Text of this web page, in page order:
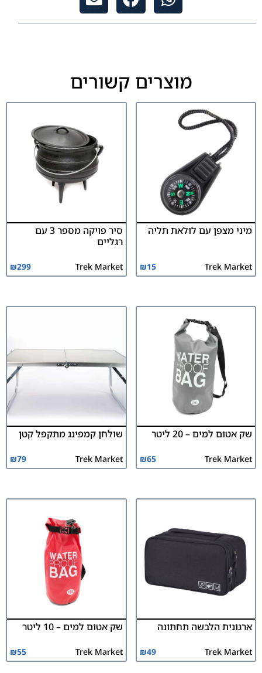
מוצרים קשורים
מיני מצפן עם לולאת תליה
Trek Market
₪15
סיר פויקה מספר 3 עם
רגליים
Trek Market
₪299
שק אטום למים – 20 ליטר
Trek Market
₪65
שולחן קמפינג מתקפל קטן
Trek Market
₪79
ארגונית הלבשה תחתונה
Trek Market
₪49
שק אטום למים – 10 ליטר
Trek Market
₪55